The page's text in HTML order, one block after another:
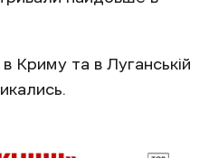
Криму та в Луганській